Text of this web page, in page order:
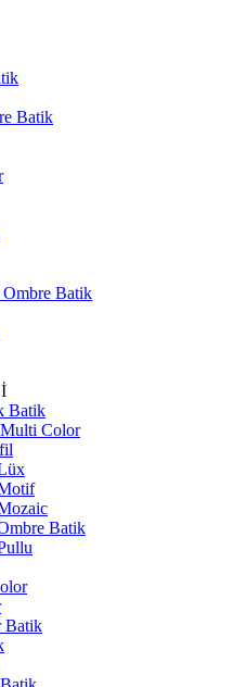
Batik
Batik
Batik
Color
Batik
Batik